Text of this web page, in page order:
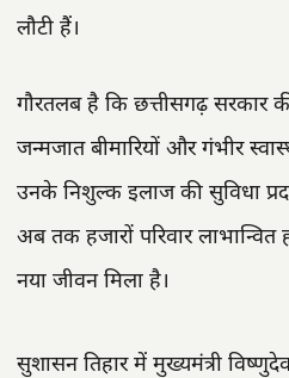
लौटी हैं।
गौरतलब है कि छत्तीसगढ़ सरकार
जन्मजात बीमारियों और गंभीर
उनके निशुल्क इलाज की सुविधा
अब तक हजारों परिवार
नया जीवन मिला है।
सुशासन तिहार में मुख्यमंत्री